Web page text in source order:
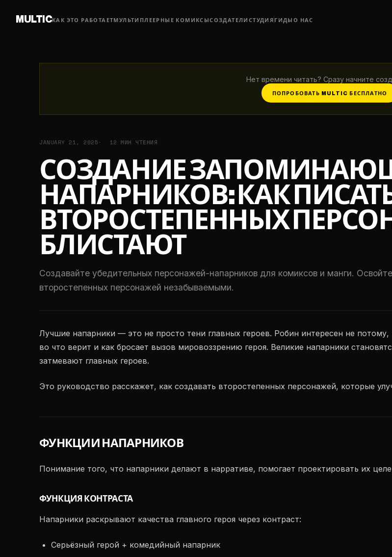
MULTICКАК ЭТО РАБОТАЕТ МУЛЬТИПЛЕЕРНЫЕ КОМИКСЫСОЗДАТЕЛИ СТУДИЯ ГИДЫ О НАС
Нет времени читать? Сразу начните
ПОПРОБОВАТЬ MULTIC БЕСПЛАТНО
JANUARY 21, 2025 12 МИН ЧТЕНИЯ
СОЗДАНИЕ
НАПАРНИКОВ: КАК
ВТОРОСТЕПЕННЫХ
БЛИСТАЮТ
Создавайте убедительных персонажей-напарников для комиксов и манги.
второстепенных персонажей незабываемыми.
Лучшие напарники — это не просто тени главных героев. Робин интересен не
во что верит и как бросает вызов мировоззрению героя. Великие напарники
затмевают главных героев.
Это руководство расскажет, как создавать второстепенных персонажей, которые
ФУНКЦИИ НАПАРНИКОВ
Понимание того, что напарники делают в нарративе, помогает проектировать их
ФУНКЦИЯ КОНТРАСТА
Напарники раскрывают качества главного героя через контраст:
Серьёзный герой + комедийный напарник